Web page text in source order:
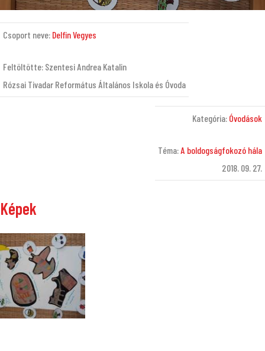
Csoport neve: Delfin Vegyes
Feltöltötte: Szentesi Andrea Katalin
Rózsai Tivadar Református Általános Iskola és Óvoda
Kategória: Óvodások
Téma:A boldogságfokozó hála
2018. 09. 27.
Képek